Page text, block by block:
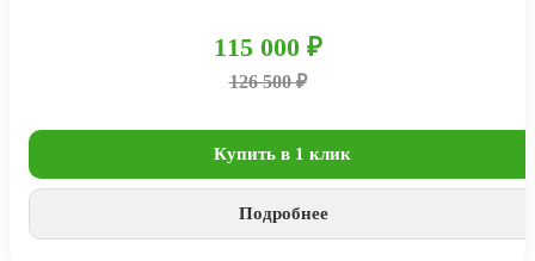
115 000 ₽
126 500 ₽
Купить в 1 клик
Подробнее